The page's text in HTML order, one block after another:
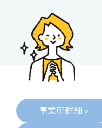
事業所詳細 »